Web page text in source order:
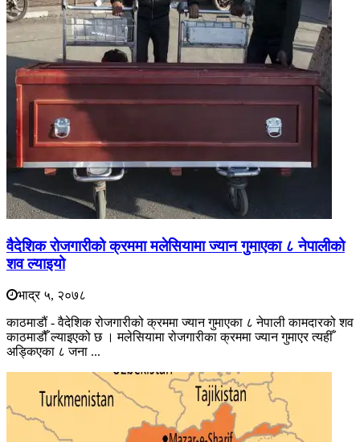
वैदेशिक रोजगारीको क्रममा मलेसियामा ज्यान गुमाएका ८ नेपालीको
शव ल्याइयो
भाद्र ५, २०७८
काठमाडौं - वैदेशिक रोजगारीको क्रममा ज्यान गुमाएका ८ नेपाली कामदारको शव
काठमाडौँ ल्याइएको छ । मलेसियामा रोजगारीका क्रममा ज्यान गुमाएर त्यहीँ
अड्किएका ८ जना ...